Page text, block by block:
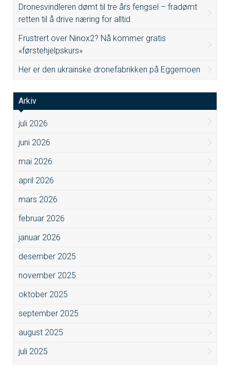
Dronesvindleren dømt til tre års fengsel – fradømt
retten til å drive næring for alltid
Frustrert over Ninox2? Nå kommer gratis
«førstehjelpskurs»
Her er den ukrainske dronefabrikken på Eggemoen
Arkiv
juli 2026
juni 2026
mai 2026
april 2026
mars 2026
februar 2026
januar 2026
desember 2025
november 2025
oktober 2025
september 2025
august 2025
juli 2025